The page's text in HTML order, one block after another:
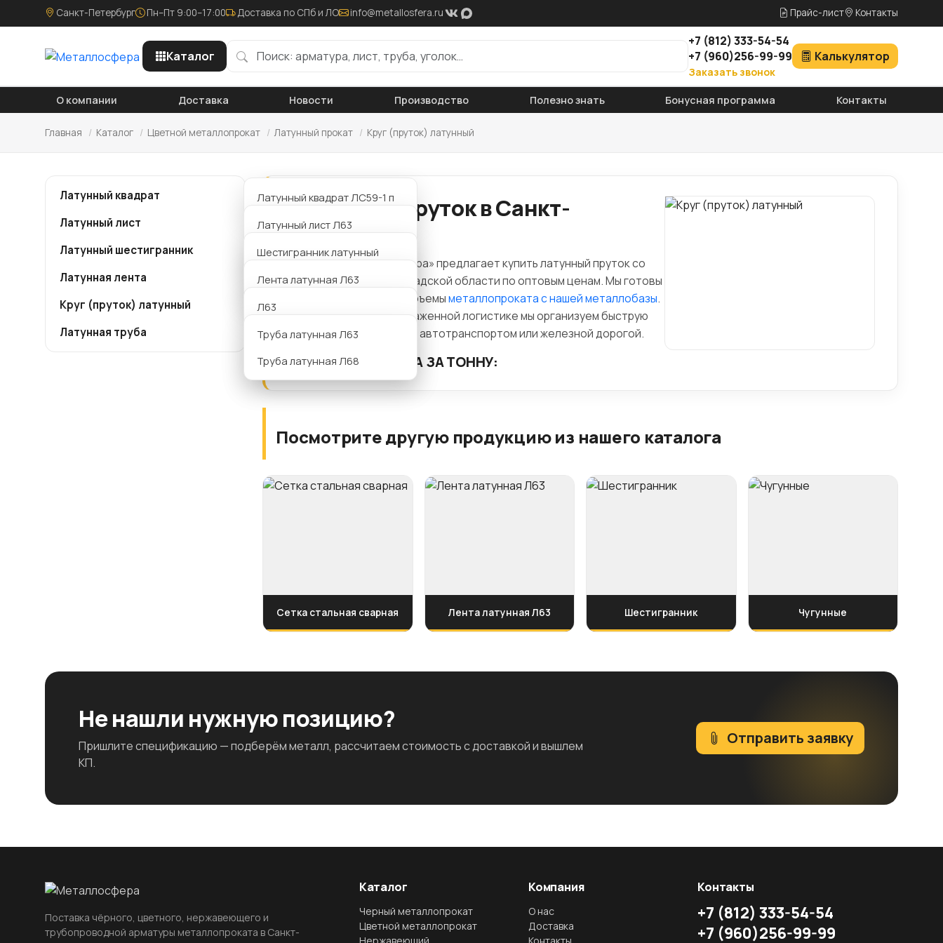
Санкт-Петербург Пн–Пт 9:00–17:00 Доставка по СПб и ЛО info@metallosfera.ru Прайс-лист Контакты
Каталог
+7 (812)333-54-54
+7 (960)256-99-99
Заказать звонок
Калькулятор
О компании Доставка Новости Производство Полезно знать Бонусная программа Контакты
Главная / Каталог / Цветной металлопрокат / Латунный прокат / Круг (пруток) латунный
Латунный квадрат Латунный квадрат ЛС59-1 п
Латунный лист
Латунный лист Л63
Латунный лист ЛС59-1
Латунный шестигранник
Шестигранник латунный
Латунная лента Лента латунная Л63
Круг (пруток) латунный
Л63
Л90
ЛС59-1
Латунная труба
Труба латунная Л63
Труба латунная Л68
Латунный пруток в Санкт-
Петербурге
Компания «Металлосфера» предлагает купить латунный пруток со
склада в СПб и Ленинградской области по оптовым ценам. Мы готовы
предоставить любые объемыметаллопроката с нашей металлобазы.
Благодаря отлично налаженной логистике мы организуем быструю
доставку в любую точку автотранспортом или железной дорогой.
СОРТАМЕНТ И ЦЕНА ЗА ТОННУ:
Посмотрите другую продукцию из нашего каталога
Сетка стальная сварная Лента латунная Л63 Шестигранник Чугунные
Не нашли нужную позицию?
Пришлите спецификацию — подберём металл, рассчитаем стоимость с доставкой и вышлем
КП.
Отправить заявку
Поставка чёрного, цветного, нержавеющего и
трубопроводной арматуры металлопроката в Санкт-
Каталог
Черный металлопрокат
Цветной металлопрокат
Компания
О нас
Доставка
Контакты
+7 (812) 333-54-54
+7 (960)256-99-99